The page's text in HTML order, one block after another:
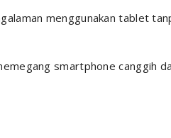
menggunakan tablet
smartphone canggih